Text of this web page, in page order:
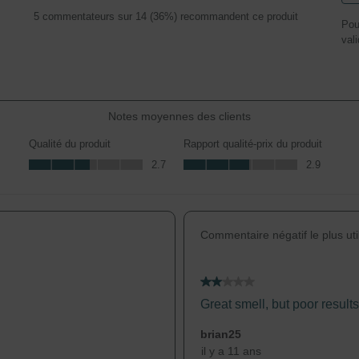
avec 5 étoiles.
avec 4 étoiles.
avec 3 étoiles.
avec 2 étoiles.
avec 1 étoile.
5 commentateurs sur 14 (36%) recommandent ce produit
pour
Notes moyennes des clients
Qualité du produit
Qualité du produit, 2.7 sur 52.7
Rapport qualité-prix du produit
Rapport qualité-prix du produit, 2.9 sur 5
2.9
Commentaire négatif le plus
2 étoile(s) sur 5.
Great smell, but poor results
brian25
il y a 11 ans